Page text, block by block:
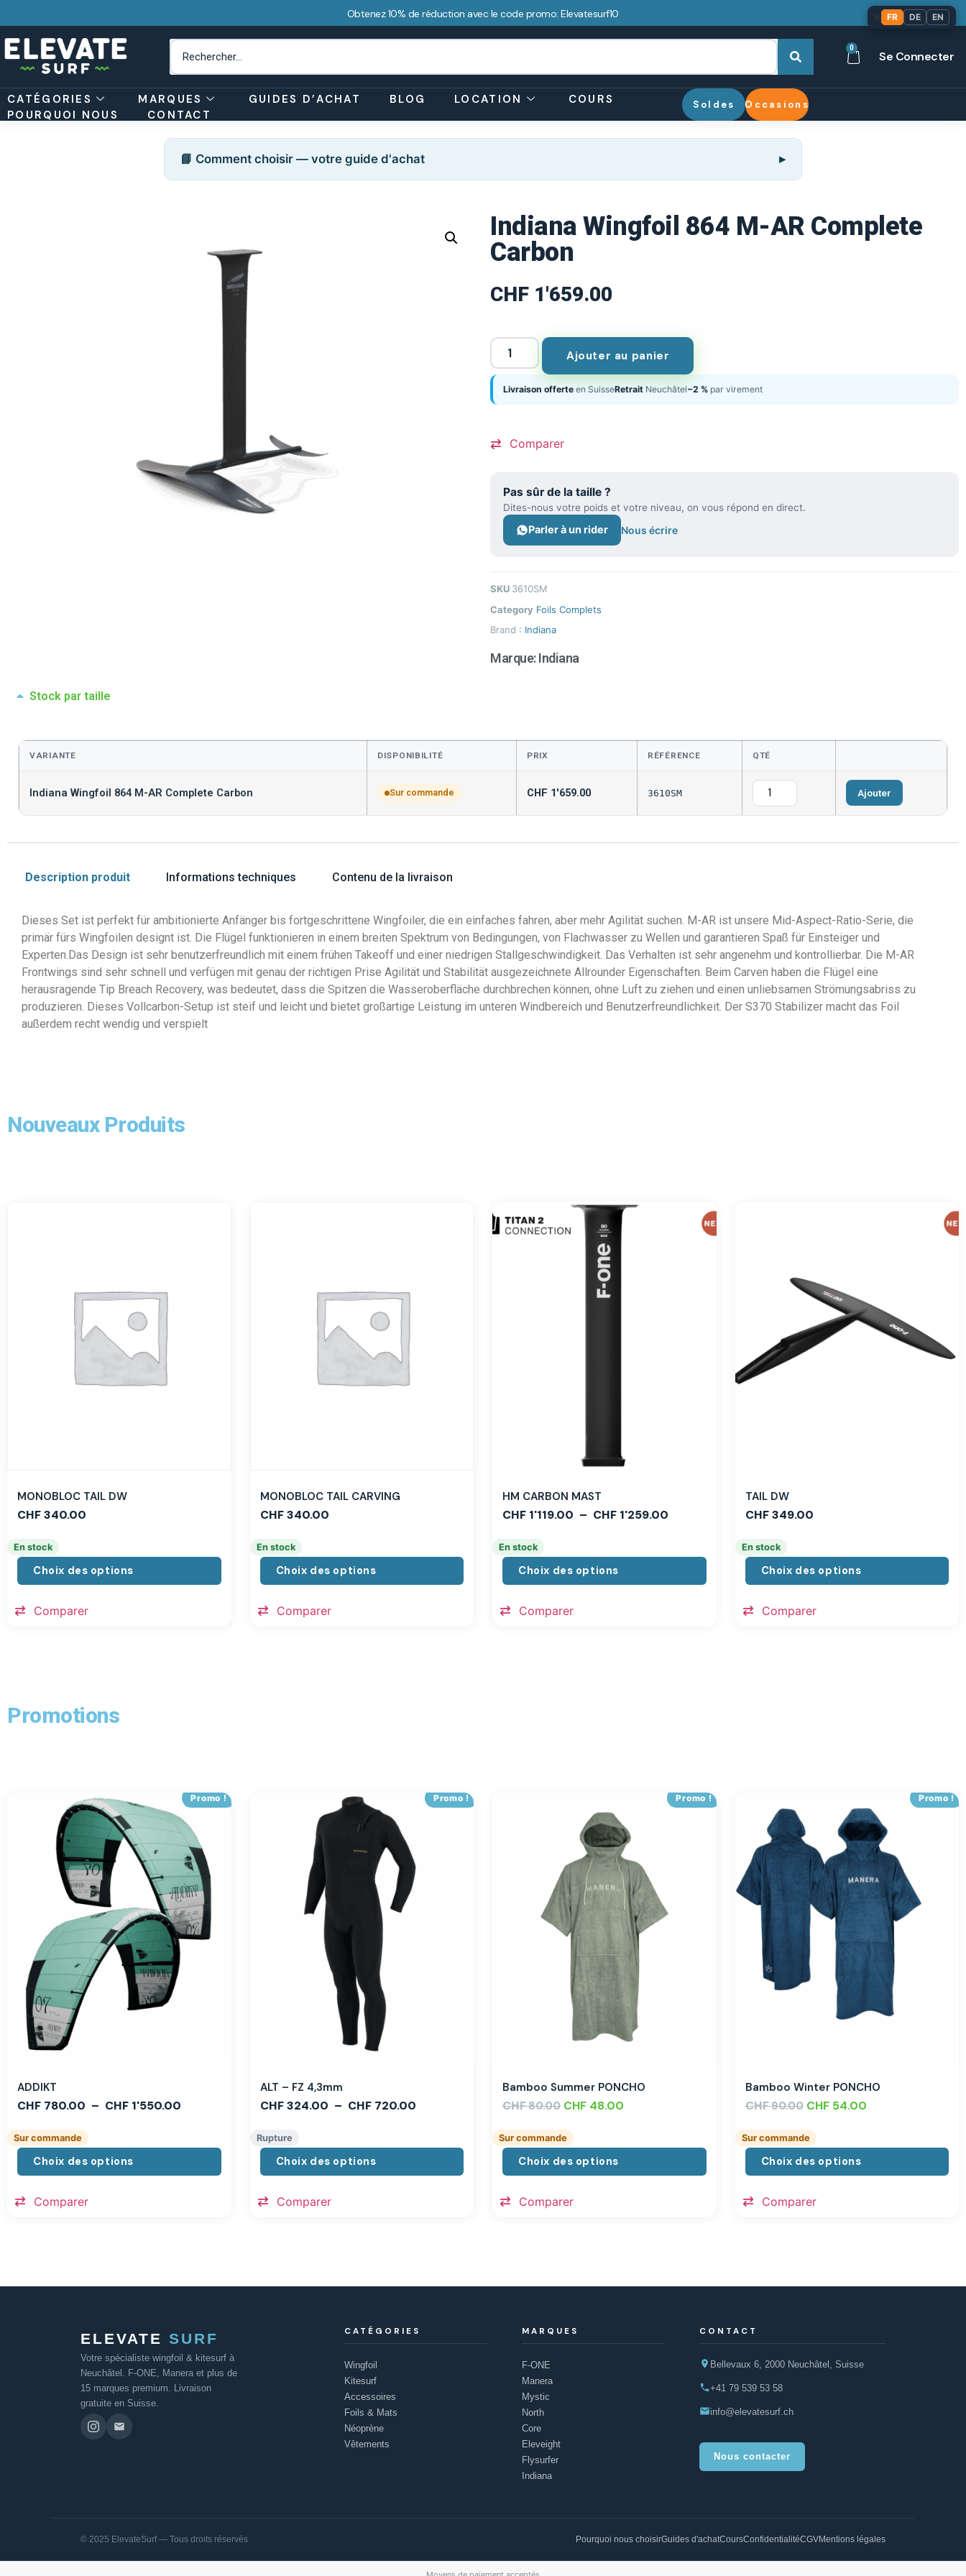
Obtenez 10% de réduction avec le code promo: Elevatesurf10
0
Se Connecter
CATÉGORIES MARQUES GUIDES D’ACHAT BLOG LOCATION
COURS
POURQUOI NOUS
CONTACT
Soldes Occasions
📘 Comment choisir — votre guide d'achat
Indiana Wingfoil 864 M-AR Complete
Carbon
CHF 1'659.00
Ajouter au panier
Livraison offerte en SuisseRetrait Neuchâtel−2 % par virement
Comparer
Pas sûr de la taille ?
Dites-nous votre poids et votre niveau, on vous répond en direct.
Parler à un rider Nous écrire
SKU 3610SM
Category Foils Complets
Brand : Indiana
Marque:Indiana
Stock par taille
VARIANTE DISPONIBILITÉ PRIX RÉFÉRENCE QTÉ
Indiana Wingfoil 864 M-AR Complete Carbon Sur commande CHF 1'659.00 3610SM Ajouter
Description produit Informations techniques Contenu de la livraison
Dieses Set ist perfekt für ambitionierte Anfänger bis fortgeschrittene Wingfoiler, die ein einfaches fahren, aber mehr Agilität suchen. M-AR ist unsere Mid-Aspect-Ratio-Serie, die
primär fürs Wingfoilen designt ist. Die Flügel funktionieren in einem breiten Spektrum von Bedingungen, von Flachwasser zu Wellen und garantieren Spaß für Einsteiger und
Experten.Das Design ist sehr benutzerfreundlich mit einem frühen Takeoff und einer niedrigen Stallgeschwindigkeit. Das Verhalten ist sehr angenehm und kontrollierbar. Die M-AR
Frontwings sind sehr schnell und verfügen mit genau der richtigen Prise Agilität und Stabilität ausgezeichnete Allrounder Eigenschaften. Beim Carven haben die Flügel eine
herausragende Tip Breach Recovery, was bedeutet, dass die Spitzen die Wasseroberfläche durchbrechen können, ohne Luft zu ziehen und einen unliebsamen Strömungsabriss zu
produzieren. Dieses Vollcarbon-Setup ist steif und leicht und bietet großartige Leistung im unteren Windbereich und Benutzerfreundlichkeit. Der S370 Stabilizer macht das Foil
außerdem recht wendig und verspielt
Nouveaux Produits
MONOBLOC TAIL DW
CHF340.00
En stock
Choix des options
Comparer
MONOBLOC TAIL CARVING
CHF340.00
En stock
Choix des options
Comparer
HM CARBON MAST
CHF 1'119.00 – CHF 1'259.00
En stock
Choix des options
Comparer
TAIL DW
CHF349.00
En stock
Choix des options
Comparer
Promotions
Promo !
ADDIKT
CHF 780.00 – CHF 1'550.00
Sur commande
Choix des options
Comparer
Promo !
ALT – FZ 4,3mm
CHF324.00 – CHF720.00
Rupture
Choix des options
Comparer
Promo !
Bamboo Summer PONCHO
CHF80.00 CHF 48.00
Sur commande
Choix des options
Comparer
Promo !
Bamboo Winter PONCHO
CHF90.00 CHF54.00
Sur commande
Choix des options
Comparer
ELEVATE SURF
Votre spécialiste wingfoil & kitesurf à
Neuchâtel. F-ONE, Manera et plus de
15 marques premium. Livraison
gratuite en Suisse.
CATÉGORIES
Wingfoil
Kitesurf
Accessoires
Foils & Mats
Néoprène
Vêtements
MARQUES
F-ONE
Manera
Mystic
North
Core
Eleveight
Flysurfer
Indiana
CONTACT
Bellevaux 6, 2000 Neuchâtel, Suisse
+41 79 539 53 58
info@elevatesurf.ch
Nous contacter
© 2025 ElevateSurf — Tous droits réservés Pourquoi nous choisirGuides d'achatCoursConfidentialitéCGVMentions légales
FR DE EN